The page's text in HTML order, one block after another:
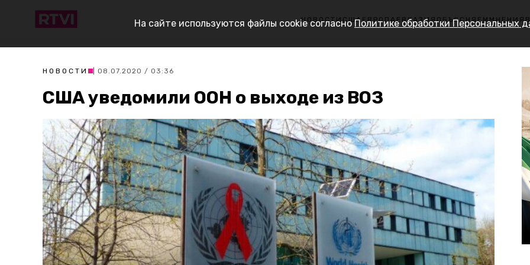
НОВОСТИ США ЕВРОПА ЕВРАЗИЯ ОБЪЯСНЯЕМ МНЕНИЯ
НОВОСТИ | 08.07.2020 / 03:36
США уведомили ООН о выходе из ВОЗ
На сайте используются файлы cookie согласноПолитике обработки Персональных